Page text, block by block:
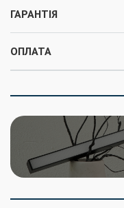
ГАРАНТІЯ
ОПЛАТА